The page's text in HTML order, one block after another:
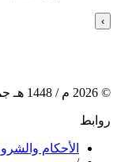
›
©
2026 م / 1448 هـ
روابط
الأحكام